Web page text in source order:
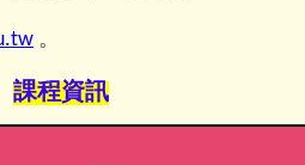
。
課程資訊